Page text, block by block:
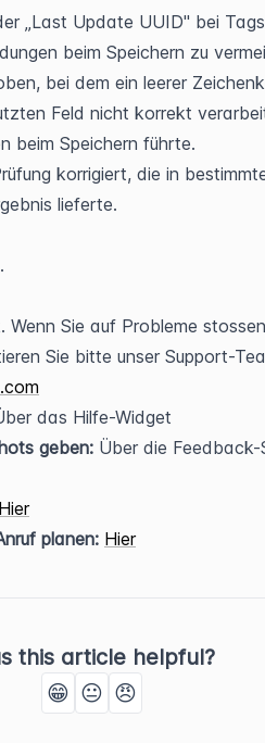
„Last Update UUID" bei
beim Speichern zu
bei dem ein leerer
Feld nicht korrekt
beim Speichern führte.
korrigiert, die in
lieferte.
Sie auf Probleme
Sie bitte unser Support-
das Hilfe-Widget
geben: Über die
Hier
planen: Hier
this article helpful?
😁 😐 😠